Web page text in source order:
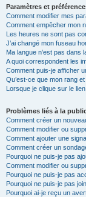
Paramètres et
Comment modifier mes
Comment empêcher mon
Les heures ne sont pas
J’ai changé mon fuseau
Ma langue n’est pas dans
A quoi correspondent les
Comment puis-je afficher
Qu’est-ce que mon rang
Lorsque je clique sur le lien
Problèmes liés à la
Comment créer un
Comment modifier ou
Comment ajouter une
Comment créer un
Pourquoi ne puis-je pas
Comment modifier ou
Pourquoi ne puis-je pas
Pourquoi ne puis-je pas
Pourquoi ai-je reçu un